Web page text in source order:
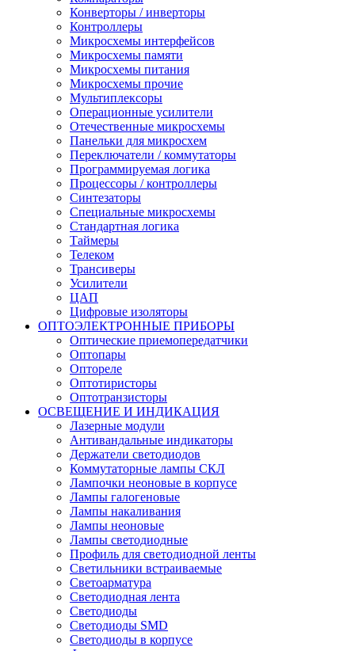
Конверторы / инверторы
Контроллеры
Микросхемы интерфейсов
Микросхемы памяти
Микросхемы питания
Микросхемы прочие
Мультиплексоры
Операционные усилители
Отечественные микросхемы
Панельки для микросхем
Переключатели / коммутаторы
Программируемая логика
Процессоры / контроллеры
Синтезаторы
Специальные микросхемы
Стандартная логика
Таймеры
Телеком
Трансиверы
Усилители
ЦАП
Цифровые изоляторы
ОПТОЭЛЕКТРОННЫЕ ПРИБОРЫ
Оптические приемопередатчики
Оптопары
Оптореле
Оптотиристоры
Оптотранзисторы
ОСВЕЩЕНИЕ И ИНДИКАЦИЯ
Лазерные модули
Антивандальные индикаторы
Держатели светодиодов
Коммутаторные лампы СКЛ
Лампочки неоновые в корпусе
Лампы галогеновые
Лампы накаливания
Лампы неоновые
Лампы светодиодные
Профиль для светодиодной ленты
Светильники встраиваемые
Светоарматура
Светодиодная лента
Светодиоды
Светодиоды SMD
Светодиоды в корпусе